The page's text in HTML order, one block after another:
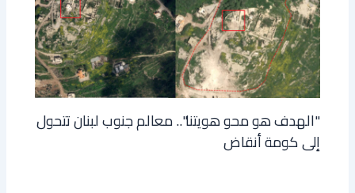
"الهدف هو محو هويتنا".. معالم جنوب لبنان تتحول
إلى كومة أنقاض